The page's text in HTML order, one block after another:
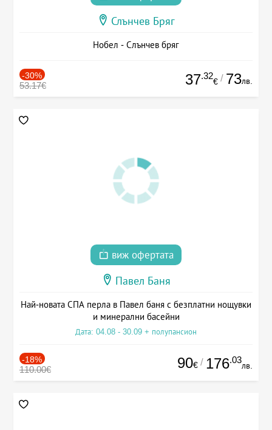
Слънчев Бряг
Нобел - Слънчев бряг
-30%
53.17€ 37.32
€ / 73лв.
виж офертата
Павел Баня
Най-новата СПА перла в Павел баня с безплатни нощувки
и минерални басейни
Дата: 04.08 - 30.09 + полупансион
-18%
110.00€ 90€ / 176.03
лв.